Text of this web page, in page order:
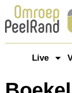
Live